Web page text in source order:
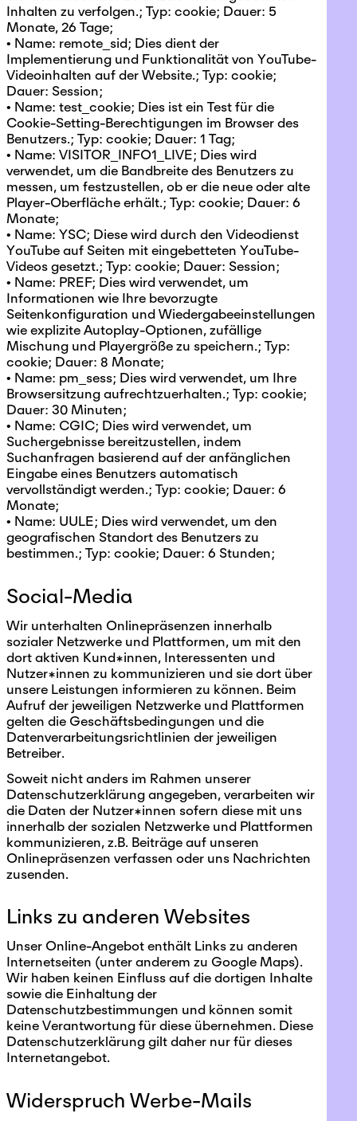
Inhalten zu verfolgen.; Typ: cookie; Dauer: 5
Monate, 26 Tage;
• Name: remote_sid; Dies dient der
Implementierung und Funktionalität von YouTube-
Videoinhalten auf der Website.; Typ: cookie;
Dauer: Session;
• Name: test_cookie; Dies ist ein Test für die
Cookie-Setting-Berechtigungen im Browser des
Benutzers.; Typ: cookie; Dauer: 1 Tag;
• Name: VISITOR_INFO1_LIVE; Dies wird
verwendet, um die Bandbreite des Benutzers zu
messen, um festzustellen, ob er die neue oder alte
Player-Oberfläche erhält.; Typ: cookie; Dauer: 6
Monate;
• Name: YSC; Diese wird durch den Videodienst
YouTube auf Seiten mit eingebetteten YouTube-
Videos gesetzt.; Typ: cookie; Dauer: Session;
• Name: PREF; Dies wird verwendet, um
Informationen wie Ihre bevorzugte
Seitenkonfiguration und Wiedergabeeinstellungen
wie explizite Autoplay-Optionen, zufällige
Mischung und Playergröße zu speichern.; Typ:
cookie; Dauer: 8 Monate;
• Name: pm_sess; Dies wird verwendet, um Ihre
Browsersitzung aufrechtzuerhalten.; Typ: cookie;
Dauer: 30 Minuten;
• Name: CGIC; Dies wird verwendet, um
Suchergebnisse bereitzustellen, indem
Suchanfragen basierend auf der anfänglichen
Eingabe eines Benutzers automatisch
vervollständigt werden.; Typ: cookie; Dauer: 6
Monate;
• Name: UULE; Dies wird verwendet, um den
geografischen Standort des Benutzers zu
bestimmen.; Typ: cookie; Dauer: 6 Stunden;
Social-Media
Wir unterhalten Onlinepräsenzen innerhalb
sozialer Netzwerke und Plattformen, um mit den
dort aktiven Kund*innen, Interessenten und
Nutzer*innen zu kommunizieren und sie dort über
unsere Leistungen informieren zu können. Beim
Aufruf der jeweiligen Netzwerke und Plattformen
gelten die Geschäftsbedingungen und die
Datenverarbeitungsrichtlinien der jeweiligen
Betreiber.
Soweit nicht anders im Rahmen unserer
Datenschutzerklärung angegeben, verarbeiten wir
die Daten der Nutzer*innen sofern diese mit uns
innerhalb der sozialen Netzwerke und Plattformen
kommunizieren, z.B. Beiträge auf unseren
Onlinepräsenzen verfassen oder uns Nachrichten
zusenden.
Links zu anderen Websites
Unser Online-Angebot enthält Links zu anderen
Internetseiten (unter anderem zu Google Maps).
Wir haben keinen Einfluss auf die dortigen Inhalte
sowie die Einhaltung der
Datenschutzbestimmungen und können somit
keine Verantwortung für diese übernehmen. Diese
Datenschutzerklärung gilt daher nur für dieses
Internetangebot.
Widerspruch Werbe-Mails